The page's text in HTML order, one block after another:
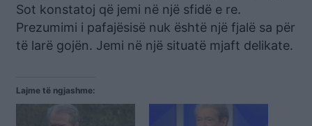
Sot konstatoj që jemi në një sfidë e re.
Prezumimi i pafajësisë nuk është një fjalë sa për
të larë gojën. Jemi në një situatë mjaft delikate.
Lajme të ngjashme: